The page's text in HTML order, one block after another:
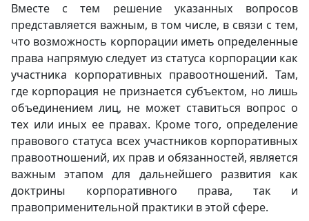
Вместе с тем решение указанных вопросов
представляется важным, в том числе, в связи с тем,
что возможность корпорации иметь определенные
права напрямую следует из статуса корпорации как
участника корпоративных правоотношений. Там,
где корпорация не признается субъектом, но лишь
объединением лиц, не может ставиться вопрос о
тех или иных ее правах. Кроме того, определение
правового статуса всех участников корпоративных
правоотношений, их прав и обязанностей, является
важным этапом для дальнейшего развития как
доктрины корпоративного права, так и
правоприменительной практики в этой сфере.